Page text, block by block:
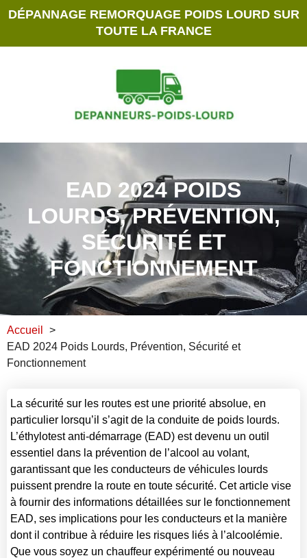
DÉPANNAGE REMORQUAGE POIDS LOURD SUR
TOUTE LA FRANCE
EAD 2024 POIDS
LOURDS, PRÉVENTION,
SÉCURITÉ ET
FONCTIONNEMENT
Accueil
EAD 2024 Poids Lourds, Prévention, Sécurité et
Fonctionnement
La sécurité sur les routes est une priorité absolue, en
particulier lorsqu’il s’agit de la conduite de poids lourds.
L’éthylotest anti-démarrage (EAD) est devenu un outil
essentiel dans la prévention de l’alcool au volant,
garantissant que les conducteurs de véhicules lourds
puissent prendre la route en toute sécurité. Cet article vise
à fournir des informations détaillées sur le fonctionnement
EAD, ses implications pour les conducteurs et la manière
dont il contribue à réduire les risques liés à l’alcoolémie.
Que vous soyez un chauffeur expérimenté ou nouveau